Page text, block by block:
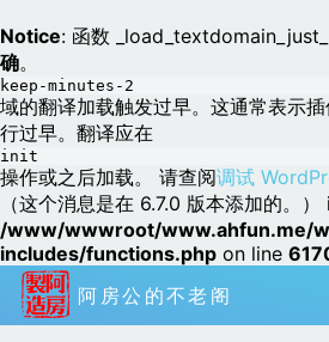
Notice: 函数
确。
keep-minutes-2
域的翻译加载触发过早。这通常表示
行过早。翻译应在
init
操作或之后加载。 请查阅调试
（这个消息是在 6.7.0 版本添加的。）
/www/wwwroot/www.ahfun.me/
includes/functions.php on line
阿房公的不老阁